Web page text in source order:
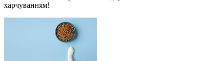
харчуванням!